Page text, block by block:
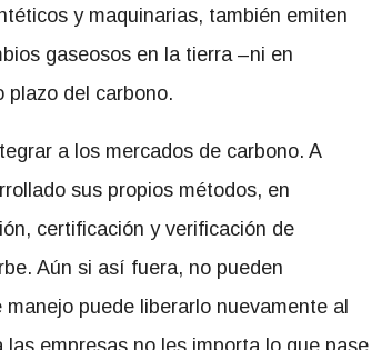
y maquinarias, también emiten
gaseosos en la tierra –ni en
plazo del carbono.
a los mercados de carbono. A
sus propios métodos, en
certificación y verificación de
Aún si así fuera, no pueden
puede liberarlo nuevamente al
empresas no les importa lo que pase